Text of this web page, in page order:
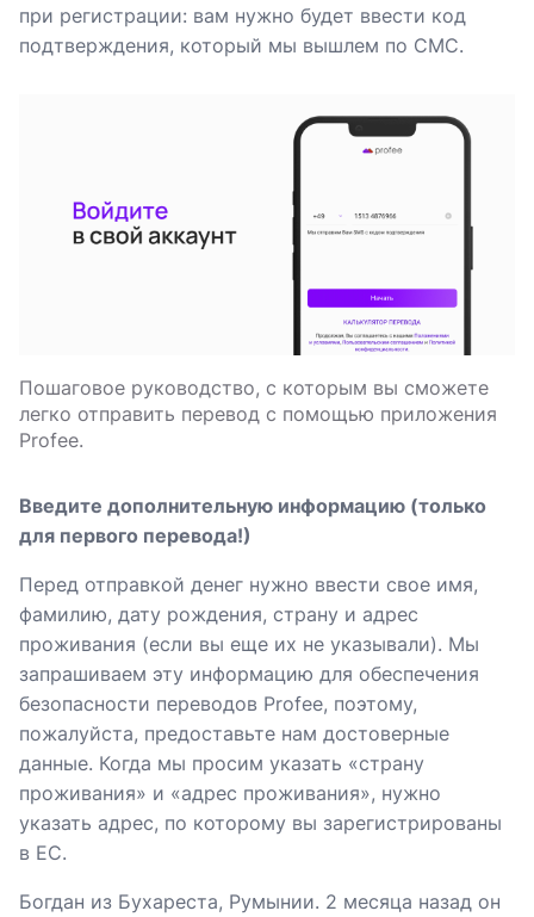
при регистрации: вам нужно будет ввести код
подтверждения, который мы вышлем по СМС.
Пошаговое руководство, с которым вы сможете
легко отправить перевод с помощью приложения
Profee.
Введите дополнительную информацию (только
для первого перевода!)
Перед отправкой денег нужно ввести свое имя,
фамилию, дату рождения, страну и адрес
проживания (если вы еще их не указывали). Мы
запрашиваем эту информацию для обеспечения
безопасности переводов Profee, поэтому,
пожалуйста, предоставьте нам достоверные
данные. Когда мы просим указать «страну
проживания» и «адрес проживания», нужно
указать адрес, по которому вы зарегистрированы
в ЕС.
Богдан из Бухареста, Румынии. 2 месяца назад он